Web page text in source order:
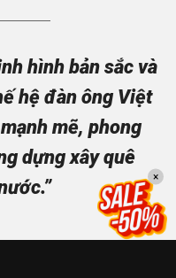
hình bản sắc và
hệ đàn ông Việt
mẽ, phong
dựng xây quê
×